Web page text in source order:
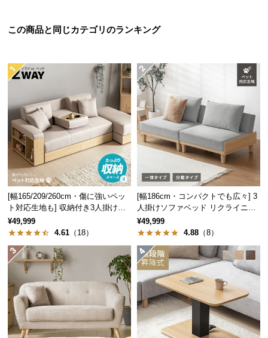
て
品・
ン
セ
ル
に
つ
い
て
保
証
に
つ
て
会
員
この商品と同じカテゴリのランキング
[幅165/209/260cm・傷に強いペッ
ト対応生地も] 収納付き3人掛け多
機能ソファ
¥49,999
4.61 （18）
[幅186cm・コンパクトでも広々] 3
人掛けソファベッド リクライニン
グ 天然木フレーム 北欧
¥49,999
4.88 （8）